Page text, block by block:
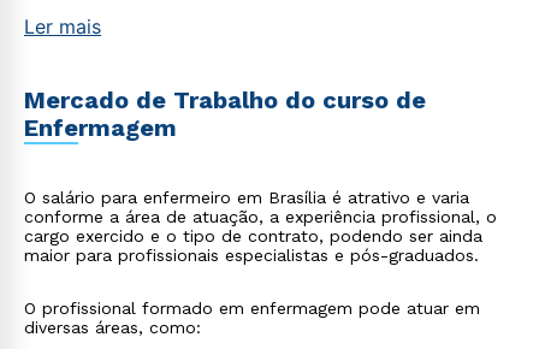
Ler mais
Mercado de Trabalho do curso de
Enfermagem
O salário para enfermeiro em Brasília é atrativo e varia
conforme a área de atuação, a experiência profissional, o
cargo exercido e o tipo de contrato, podendo ser ainda
maior para profissionais especialistas e pós-graduados.
O profissional formado em enfermagem pode atuar em
diversas áreas, como: